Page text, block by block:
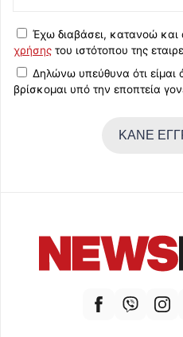
Έχω διαβάσει, κατανοώ και
χρήσης του ιστότοπου της
Δηλώνω υπεύθυνα ότι είμαι
βρίσκομαι υπό την εποπτεία
ΚΑΝΕ